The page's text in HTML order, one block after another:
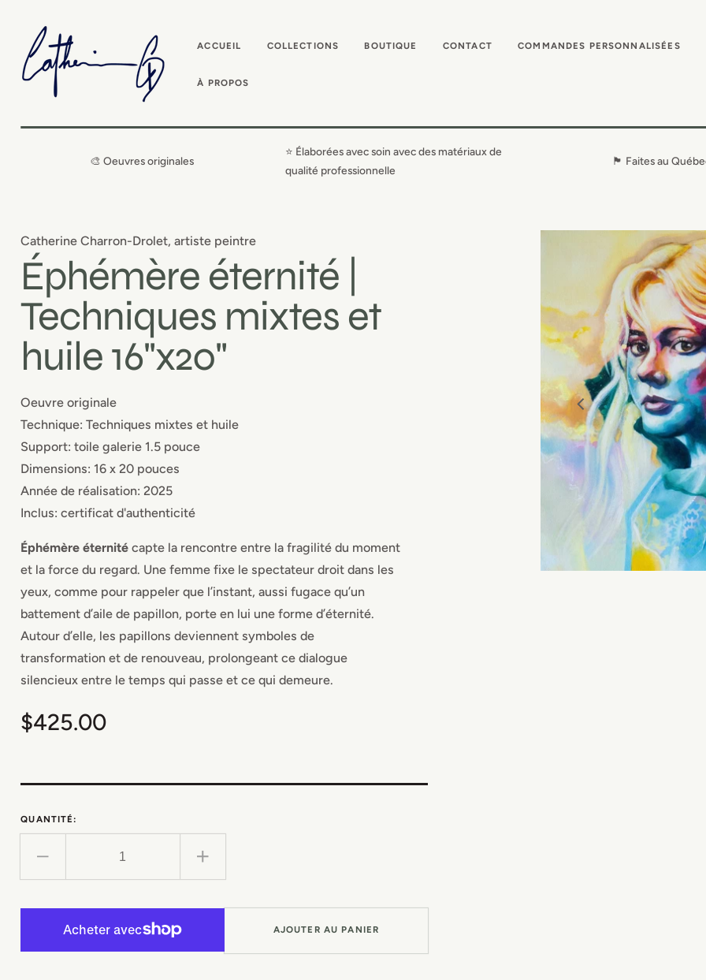
CONTENU
ACCUEIL
COLLECTIONS BOUTIQUE CONTACT COMMANDES PERSONNALISÉES
À PROPOS
🎨 Oeuvres originales
⭐ Élaborées avec soin avec des matériaux de
qualité professionnelle
🏴󠁣󠁡󠁱󠁣󠁿 Faites au
Catherine Charron-Drolet, artiste peintre
Éphémère éternité |
Techniques mixtes et
huile 16"x20"
Oeuvre originale
Technique: Techniques mixtes et huile
Support: toile galerie 1.5 pouce
Dimensions: 16 x 20 pouces
Année de réalisation: 2025
Inclus: certificat d'authenticité
Éphémère éternité capte la rencontre entre la fragilité du moment
et la force du regard. Une femme fixe le spectateur droit dans les
yeux, comme pour rappeler que l’instant, aussi fugace qu’un
battement d’aile de papillon, porte en lui une forme d’éternité.
Autour d’elle, les papillons deviennent symboles de
transformation et de renouveau, prolongeant ce dialogue
silencieux entre le temps qui passe et ce qui demeure.
Prix
$425.00
QUANTITÉ:
la
Éphémère
Augmenter
la
éternité
AJOUTER AU PANIER